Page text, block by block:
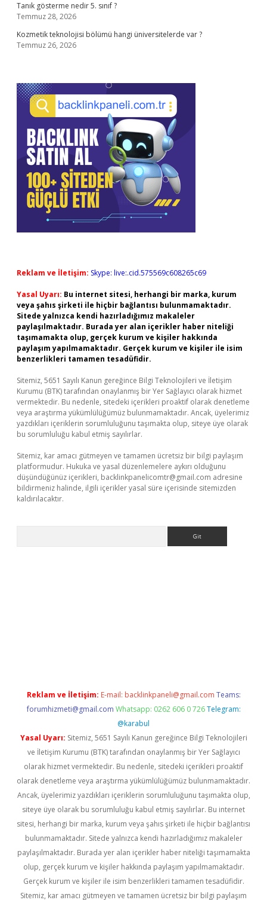
Tanık gösterme nedir 5. sınıf ?
Temmuz 28, 2026
Kozmetik teknolojisi bölümü hangi üniversitelerde var ?
Temmuz 26, 2026
Reklam ve İletişim: Skype: live:.cid.575569c608265c69
Yasal Uyarı: Bu internet sitesi, herhangi bir marka, kurum
veya şahıs şirketi ile hiçbir bağlantısı bulunmamaktadır.
Sitede yalnızca kendi hazırladığımız makaleler
paylaşılmaktadır. Burada yer alan içerikler haber niteliği
taşımamakta olup, gerçek kurum ve kişiler hakkında
paylaşım yapılmamaktadır. Gerçek kurum ve kişiler ile isim
benzerlikleri tamamen tesadüfidir.
Sitemiz, 5651 Sayılı Kanun gereğince Bilgi Teknolojileri ve İletişim
Kurumu (BTK) tarafından onaylanmış bir Yer Sağlayıcı olarak hizmet
vermektedir. Bu nedenle, sitedeki içerikleri proaktif olarak denetleme
veya araştırma yükümlülüğümüz bulunmamaktadır. Ancak, üyelerimiz
yazdıkları içeriklerin sorumluluğunu taşımakta olup, siteye üye olarak
bu sorumluluğu kabul etmiş sayılırlar.
Sitemiz, kar amacı gütmeyen ve tamamen ücretsiz bir bilgi paylaşım
platformudur. Hukuka ve yasal düzenlemelere aykırı olduğunu
düşündüğünüz içerikleri, backlinkpanelicomtr@gmail.com adresine
bildirmeniz halinde, ilgili içerikler yasal süre içerisinde sitemizden
kaldırılacaktır.
Reklam ve İletişim: E-mail: backlinkpaneli@gmail.com Teams:
forumhizmeti@gmail.com Whatsapp: 0262 606 0 726 Telegram:
@karabul
Yasal Uyarı: Sitemiz, 5651 Sayılı Kanun gereğince Bilgi Teknolojileri
ve İletişim Kurumu (BTK) tarafından onaylanmış bir Yer Sağlayıcı
olarak hizmet vermektedir. Bu nedenle, sitedeki içerikleri proaktif
olarak denetleme veya araştırma yükümlülüğümüz bulunmamaktadır.
Ancak, üyelerimiz yazdıkları içeriklerin sorumluluğunu taşımakta olup,
siteye üye olarak bu sorumluluğu kabul etmiş sayılırlar. Bu internet
sitesi, herhangi bir marka, kurum veya şahıs şirketi ile hiçbir bağlantısı
bulunmamaktadır. Sitede yalnızca kendi hazırladığımız makaleler
paylaşılmaktadır. Burada yer alan içerikler haber niteliği taşımamakta
olup, gerçek kurum ve kişiler hakkında paylaşım yapılmamaktadır.
Gerçek kurum ve kişiler ile isim benzerlikleri tamamen tesadüfidir.
Sitemiz, kar amacı gütmeyen ve tamamen ücretsiz bir bilgi paylaşım